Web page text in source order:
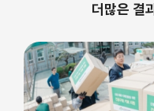
더많은 결